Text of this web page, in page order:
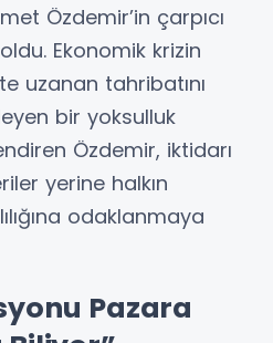
Özdemir’in çarpıcı
Ekonomik krizin
uzanan tahribatını
bir yoksulluk
Özdemir, iktidarı
yerine halkın
odaklanmaya
Pazara